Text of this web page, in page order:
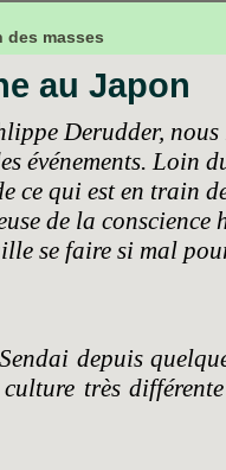
des masses
au Japon
Derudder, nous
événements. Loin
ce qui est en train
de la
se faire si mal
depuis
très